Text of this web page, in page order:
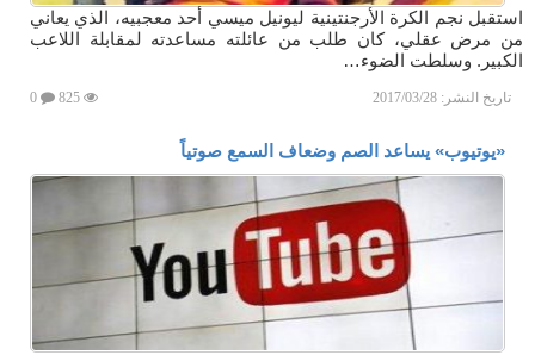
استقبل نجم الكرة الأرجنتينية ليونيل ميسي أحد معجبيه، الذي يعاني
من مرض عقلي، كان طلب من عائلته مساعدته لمقابلة اللاعب
الكبير. وسلطت الضوء…
تاريخ النشر: 2017/03/28
«يوتيوب» يساعد الصم وضعاف السمع صوتياً